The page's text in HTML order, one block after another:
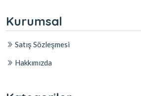
Kurumsal
Satış Sözleşmesi
Hakkımızda